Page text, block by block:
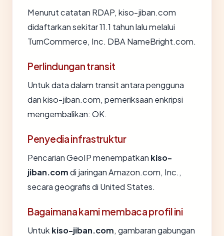
Menurut catatan RDAP, kiso-jiban.com
didaftarkan sekitar 11.1 tahun lalu melalui
TurnCommerce, Inc. DBA NameBright.com.
Perlindungan transit
Untuk data dalam transit antara pengguna
dan kiso-jiban.com, pemeriksaan enkripsi
mengembalikan: OK.
Penyedia infrastruktur
Pencarian GeoIP menempatkan kiso-
jiban.comdi jaringan Amazon.com, Inc.,
secara geografis di United States.
Bagaimana kami membaca profil ini
Untuk kiso-jiban.com, gambaran gabungan